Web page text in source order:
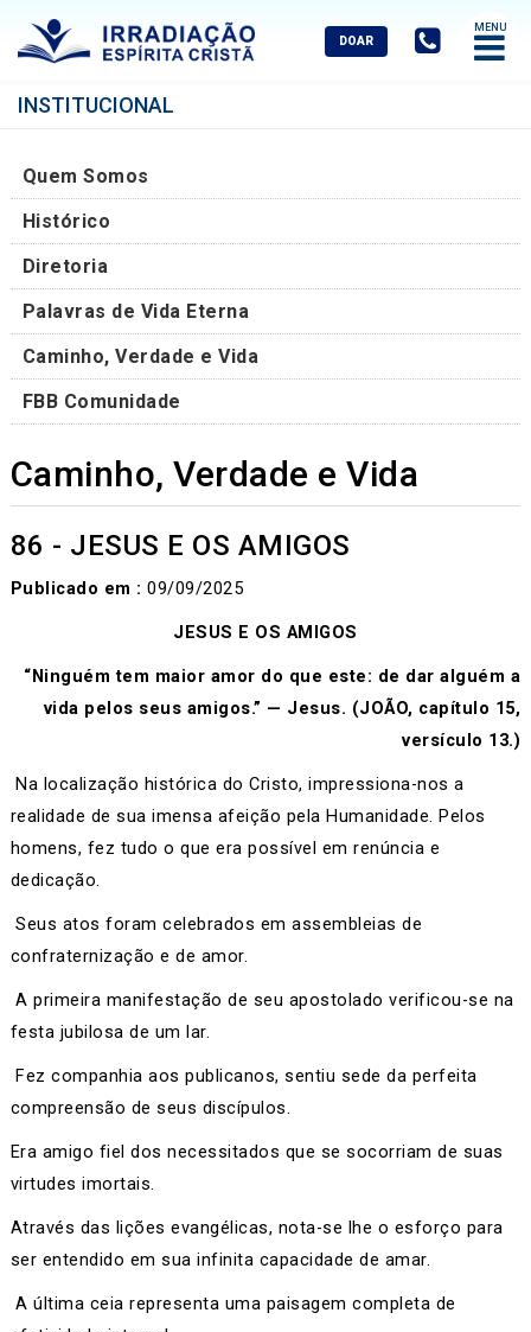
Abrir
Menu
INSTITUCIONAL
Quem Somos
Histórico
Diretoria
Palavras de Vida Eterna
Caminho, Verdade e Vida
FBB Comunidade
Caminho, Verdade e Vida
86 - JESUS E OS AMIGOS
Publicado em : 09/09/2025
JESUS E OS AMIGOS
“Ninguém tem maior amor do que este: de dar alguém a
vida pelos seus amigos.” — Jesus. (JOÃO, capítulo 15,
versículo 13.)
Na localização histórica do Cristo, impressiona-nos a
realidade de sua imensa afeição pela Humanidade. Pelos
homens, fez tudo o que era possível em renúncia e
dedicação.
Seus atos foram celebrados em assembleias de
confraternização e de amor.
A primeira manifestação de seu apostolado verificou-se na
festa jubilosa de um lar.
Fez companhia aos publicanos, sentiu sede da perfeita
compreensão de seus discípulos.
Era amigo fiel dos necessitados que se socorriam de suas
virtudes imortais.
Através das lições evangélicas, nota-se lhe o esforço para
ser entendido em sua infinita capacidade de amar.
A última ceia representa uma paisagem completa de